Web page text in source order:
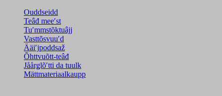
Ouddseidd
Teâđ meeʹst
Tuʹmmstõktuâjj
Vasttõsvuuʹd
Ääiʹjpoddsaž
Õhttvuõtt-teâđ
Jåårǥlõʹtti da tuulk
Mättmateriaalkaupp